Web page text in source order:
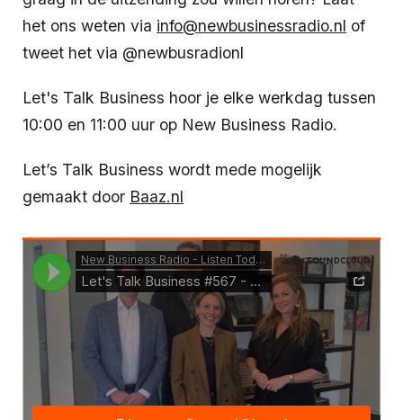
het ons weten via info@newbusinessradio.nl of
tweet het via @newbusradionl
Let's Talk Business hoor je elke werkdag tussen
10:00 en 11:00 uur op New Business Radio.
Let’s Talk Business wordt mede mogelijk
gemaakt door Baaz.nl